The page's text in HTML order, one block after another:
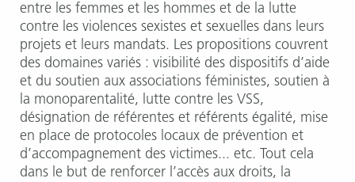
entre les femmes et les hommes et de la lutte
contre les violences sexistes et sexuelles dans leurs
projets et leurs mandats. Les propositions couvrent
des domaines variés : visibilité des dispositifs d’aide
et du soutien aux associations féministes, soutien à
la monoparentalité, lutte contre les VSS,
désignation de référentes et référents égalité, mise
en place de protocoles locaux de prévention et
d’accompagnement des victimes... etc. Tout cela
dans le but de renforcer l’accès aux droits, la